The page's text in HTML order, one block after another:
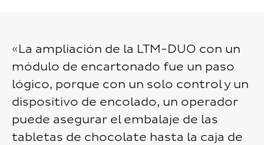
«La ampliación de la LTM-DUO con un
módulo de encartonado fue un paso
lógico, porque con un solo control y un
dispositivo de encolado, un operador
puede asegurar el embalaje de las
tabletas de chocolate hasta la caja de